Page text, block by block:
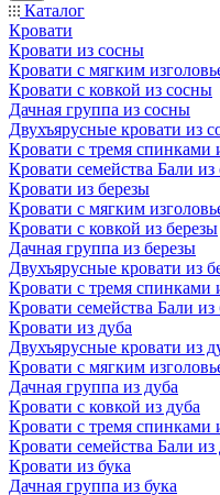
Каталог
Кровати
Кровати из сосны
Кровати с мягким
Кровати с ковкой из сосны
Дачная группа из сосны
Двухъярусные кровати из
Кровати с тремя спинками
Кровати семейства Бали
Кровати из березы
Кровати с мягким
Кровати с ковкой из березы
Дачная группа из березы
Двухъярусные кровати из
Кровати с тремя спинками
Кровати семейства Бали из
Кровати из дуба
Двухъярусные кровати из
Кровати с мягким
Дачная группа из дуба
Кровати с ковкой из дуба
Кровати с тремя спинками
Кровати семейства Бали из
Кровати из бука
Дачная группа из бука